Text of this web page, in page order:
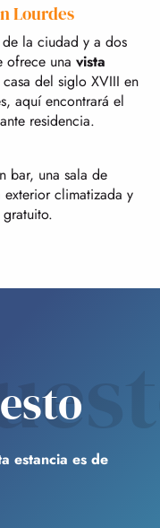
Lourdes
la ciudad y a dos
ofrece una vista
del siglo XVIII en
aquí encontrará el
residencia.
bar, una sala de
exterior climatizada y
estancia es de